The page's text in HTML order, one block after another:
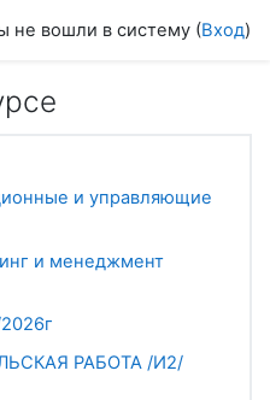
не вошли в систему (Вход)
и управляющие
и менеджмент
РАБОТА /И2/